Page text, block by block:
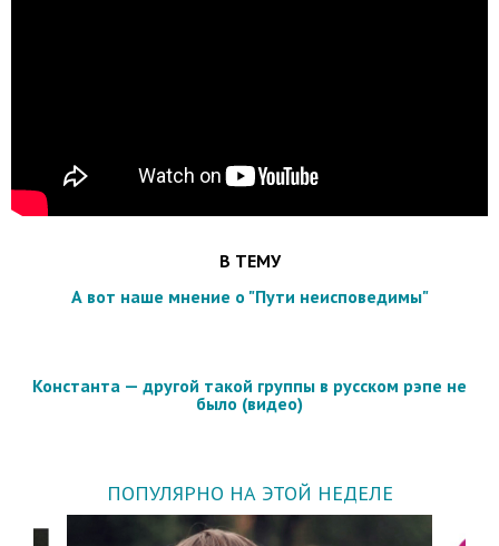
В ТЕМУ
А вот наше мнение о "Пути неисповедимы"
Константа — другой такой группы в русском рэпе не
было (видео)
ПОПУЛЯРНО НА ЭТОЙ НЕДЕЛЕ